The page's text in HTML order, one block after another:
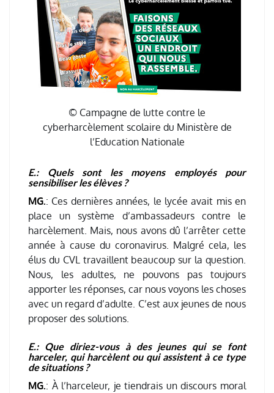
© Campagne de lutte contre le
cyberharcèlement scolaire du Ministère de
l’Education Nationale
E.: Quels sont les moyens employés pour
sensibiliser les élèves ?
MG.: Ces dernières années, le lycée avait mis en
place un système d’ambassadeurs contre le
harcèlement. Mais, nous avons dû l’arrêter cette
année à cause du coronavirus. Malgré cela, les
élus du CVL travaillent beaucoup sur la question.
Nous, les adultes, ne pouvons pas toujours
apporter les réponses, car nous voyons les choses
avec un regard d’adulte. C’est aux jeunes de nous
proposer des solutions.
E.: Que diriez-vous à des jeunes qui se font
harceler, qui harcèlent ou qui assistent à ce type
de situations ?
MG.: À l’harceleur, je tiendrais un discours moral